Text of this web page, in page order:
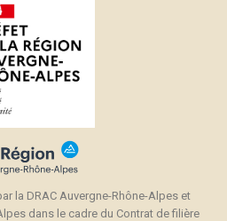
la DRAC Auvergne-Rhône-Alpes et
dans le cadre du Contrat de filière